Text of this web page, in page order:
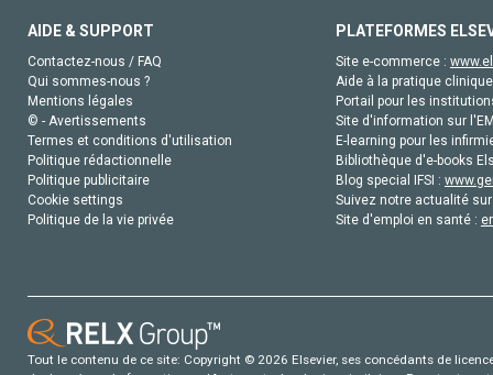
AIDE & SUPPORT
Contactez-nous / FAQ
Qui sommes-nous ?
Mentions légales
© - Avertissements
Termes et conditions d'utilisation
Politique rédactionnelle
Politique publicitaire
Cookie settings
Politique de la vie privée
PLATEFORMES
Site e-commerce :
Aide à la pratique
Portail pour les
Site d'information sur
E-learning pour les
Bibliothèque d'e-books
Blog special IFSI :
Suivez notre actualité
Site d'emploi en santé :
Tout le contenu de ce site: Copyright © 2026 Elsevier, ses concédants de